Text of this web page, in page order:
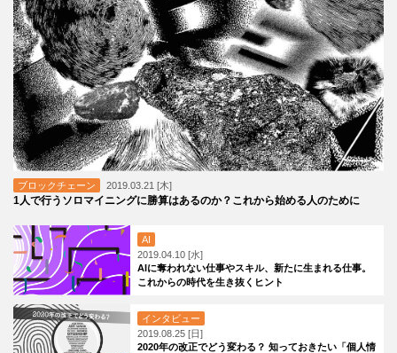
ブロックチェーン 2019.03.21 [木]
1人で行うソロマイニングに勝算はあるのか？これから始める人のために
AI
2019.04.10 [水]
AIに奪われない仕事やスキル、新たに生まれる仕事。
これからの時代を生き抜くヒント
インタビュー
2019.08.25 [日]
2020年の改正でどう変わる？ 知っておきたい「個人情